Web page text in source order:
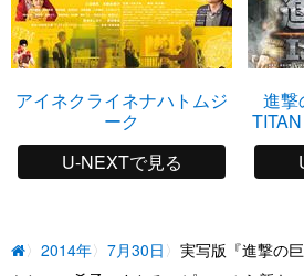
アイネクライネナハトムジ
ーク
U-NEXTで見る
進撃
2014年 7月30日
実写版『進撃の